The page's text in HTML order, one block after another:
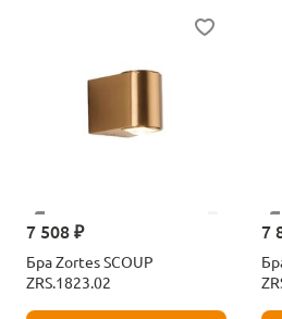
7 508 ₽
Бра Zortes SCOUP
ZRS.1823.02
7